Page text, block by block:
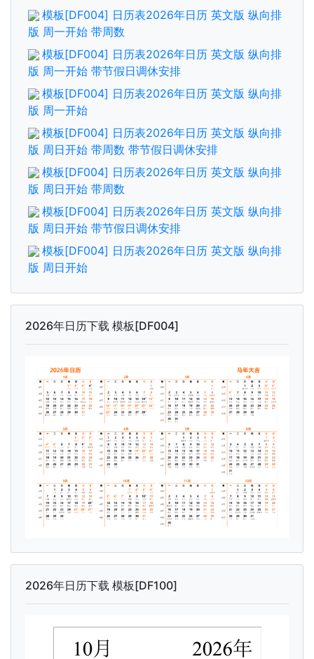
模板[DF004] 日历表2026年日历 英文版 纵向排
版 周一开始 带周数
模板[DF004] 日历表2026年日历 英文版 纵向排
版 周一开始 带节假日调休安排
模板[DF004] 日历表2026年日历 英文版 纵向排
版 周一开始
模板[DF004] 日历表2026年日历 英文版 纵向排
版 周日开始 带周数 带节假日调休安排
模板[DF004] 日历表2026年日历 英文版 纵向排
版 周日开始 带周数
模板[DF004] 日历表2026年日历 英文版 纵向排
版 周日开始 带节假日调休安排
模板[DF004] 日历表2026年日历 英文版 纵向排
版 周日开始
2026年日历下载 模板[DF004]
2026年日历下载 模板[DF100]